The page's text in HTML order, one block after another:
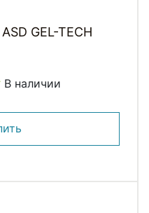
В наличии